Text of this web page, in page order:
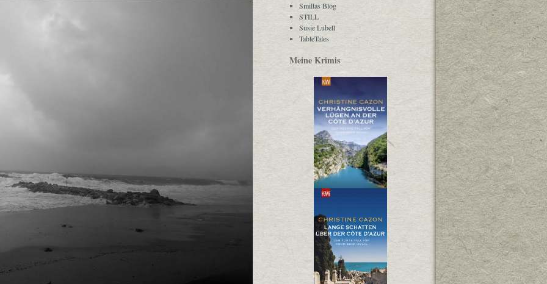
Smillas Blog
STILL
Susie Lubell
TableTales
Meine Krimis